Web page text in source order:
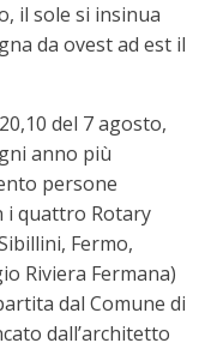
il sole si insinua
da ovest ad est il
del 7 agosto,
anno più
persone
i quattro Rotary
Fermo,
Riviera Fermana)
dal Comune di
dall’architetto